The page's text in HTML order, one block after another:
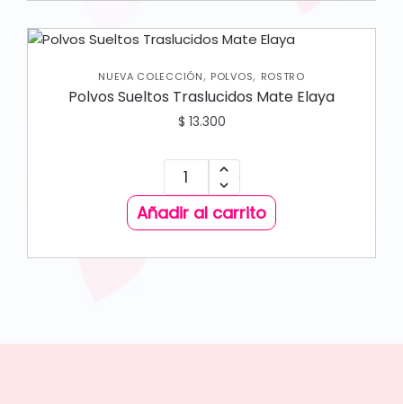
NUEVA COLECCIÓN, POLVOS, ROSTRO
Polvos Sueltos Traslucidos Mate Elaya
$ 13.300
Añadir al carrito